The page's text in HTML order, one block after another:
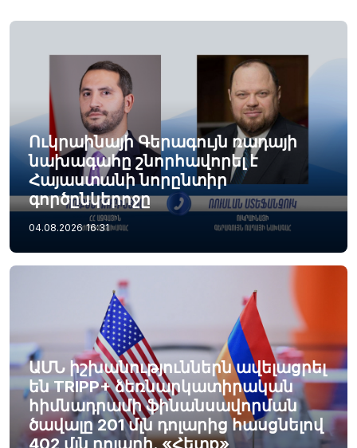
Ուկրաինայի Գերագույն ռադայի
նախագահը շնորհավորել է
Հայաստանի նորընտիր
գործընկերոջը
04.08.2026 16:31
ԱՄՆ իշխանություններն ավելացրել
են TRIPP+ ձեռնարկատիրական
հիմնադրամի ֆինանսավորման
ծավալը 201 մլն դոլարից հասցնելով
402 մլն դոլարի. «Հետք»